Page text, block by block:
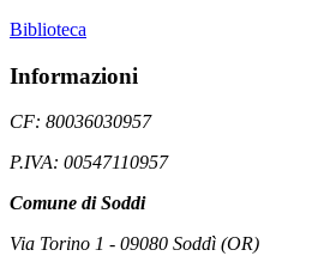
Biblioteca
Informazioni
CF: 80036030957
P.IVA: 00547110957
Comune di Soddi
Via Torino 1 - 09080 Soddì (OR)